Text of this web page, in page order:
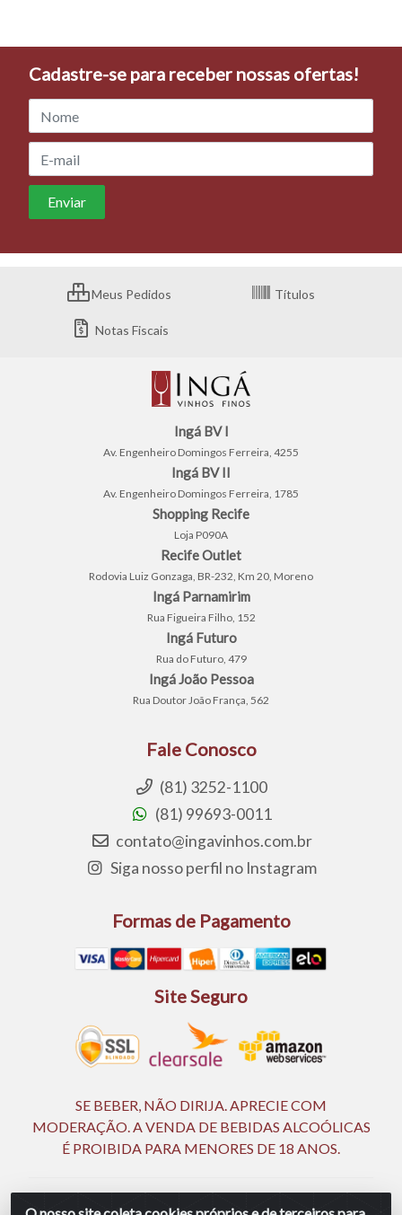
Cadastre-se para receber nossas ofertas!
Meus Pedidos Títulos
Notas Fiscais
Ingá BV I
Av. Engenheiro Domingos Ferreira, 4255
Ingá BV II
Av. Engenheiro Domingos Ferreira, 1785
Shopping Recife
Loja P090A
Recife Outlet
Rodovia Luiz Gonzaga, BR-232, Km 20, Moreno
Ingá Parnamirim
Rua Figueira Filho, 152
Ingá Futuro
Rua do Futuro, 479
Ingá João Pessoa
Rua Doutor João França, 562
Fale Conosco
(81) 3252-1100
(81) 99693-0011
contato@ingavinhos.com.br
Siga nosso perfil no Instagram
Formas de Pagamento
Site Seguro
SE BEBER, NÃO DIRIJA. APRECIE COM
MODERAÇÃO. A VENDA DE BEBIDAS ALCOÓLICAS
É PROIBIDA PARA MENORES DE 18 ANOS.
Ingá Distribuidora Ltda | CNPJ 05.390.477/0002-25 -